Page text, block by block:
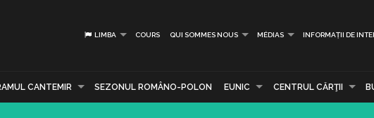
LIMBA COURS QUI SOMMES NOUS MÉDIAS INFORMAȚII DE
CANTEMIR SEZONUL ROMÂNO-POLON EUNIC CENTRUL CĂRŢII